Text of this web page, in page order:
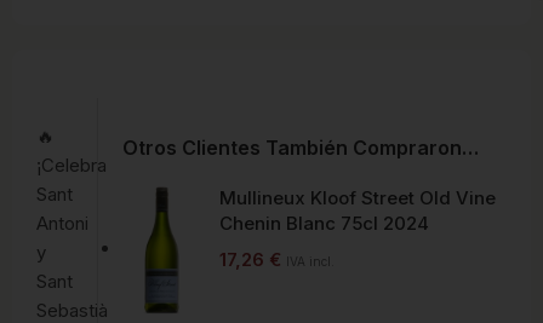
🔥
¡Celebra
Sant
Antoni
y
Sant
Sebastià
Otros Clientes También Compraron…
Mullineux Kloof Street Old Vine
Chenin Blanc 75cl 2024
17,26 € IVA incl.